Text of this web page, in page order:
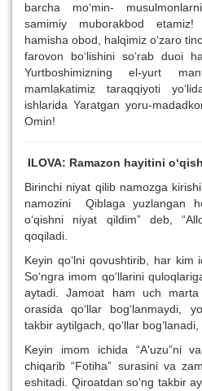
barcha mo‘min-
samimiy muborakbod
hamisha obod, halqimiz o‘zaro
farovon bo‘lishini so‘rab duoi
Yurtboshimizning el-yurt
mamlakatimiz taraqqiyoti
ishlarida Yaratgan yoru-
Omin!
ILOVA: Ramazon hayitini
Birinchi niyat qilib namozga
namozini Qiblaga yuzlangan
o‘qishni niyat qildim” deb,
qoqiladi.
Keyin qo‘lni qovushtirib, har kim
So‘ngra imom qo‘llarini
aytadi. Jamoat ham uch
orasida qo‘llar bog‘lanmaydi,
takbir aytilgach, qo‘llar
Keyin imom ichida “A'uzu”ni
chiqarib “Fotiha” surasini va
eshitadi. Qiroatdan so‘ng takbir